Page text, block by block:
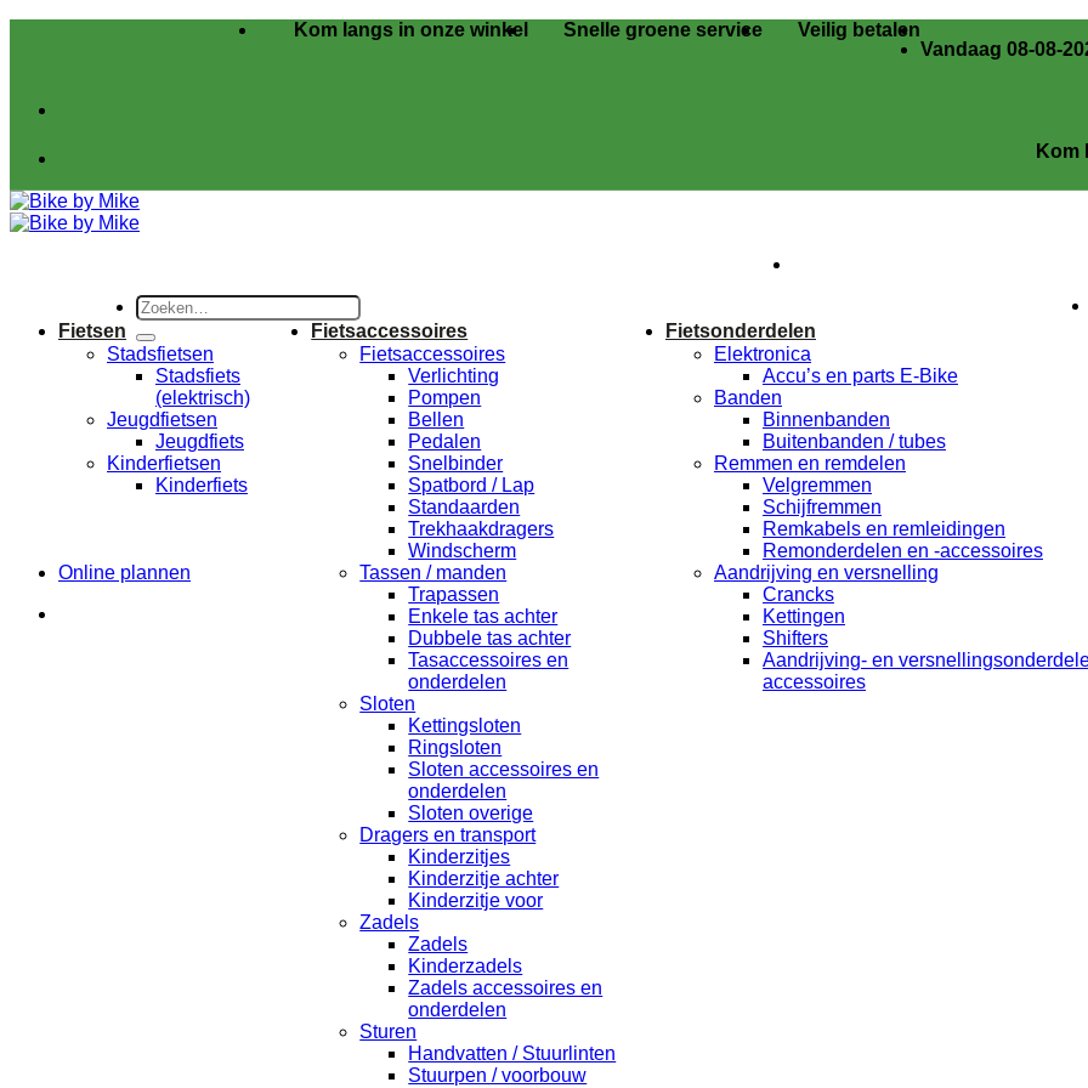
Kom langs in onze winkel Snelle groene service
Veilig betalen
Vandaag 08-08-
Kom langs
Zoeken
naar:
Online plannen
Fietsen
Stadsfietsen
Stadsfiets
(elektrisch)
Jeugdfietsen
Jeugdfiets
Kinderfietsen
Kinderfiets
Fietsaccessoires
Fietsaccessoires
Verlichting
Pompen
Bellen
Pedalen
Snelbinder
Spatbord / Lap
Standaarden
Trekhaakdragers
Windscherm
Tassen / manden
Trapassen
Enkele tas achter
Dubbele tas achter
Tasaccessoires en
onderdelen
Sloten
Kettingsloten
Ringsloten
Sloten accessoires en
onderdelen
Sloten overige
Dragers en transport
Kinderzitjes
Kinderzitje achter
Kinderzitje voor
Zadels
Zadels
Kinderzadels
Zadels accessoires en
onderdelen
Sturen
Handvatten / Stuurlinten
Stuurpen / voorbouw
Fietsonderdelen
Elektronica
Accu’s en parts E-Bike
Banden
Binnenbanden
Buitenbanden / tubes
Remmen en remdelen
Velgremmen
Schijfremmen
Remkabels en remleidingen
Remonderdelen en -accessoires
Aandrijving en versnelling
Crancks
Kettingen
Shifters
Aandrijving- en
accessoires